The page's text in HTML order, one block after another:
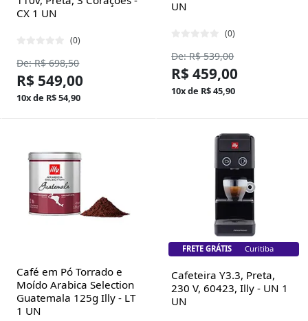
CX 1 UN
(0)
De: R$ 698,50
R$ 549,00
10x de R$ 54,90
UN
(0)
De: R$ 539,00
R$ 459,00
10x de R$ 45,90
Café em Pó Torrado e
Moído Arabica Selection
Guatemala 125g Illy - LT
1 UN
FRETE GRÁTIS Florianópolis
Cafeteira Y3.3, Preta,
230 V, 60423, Illy - UN 1
UN